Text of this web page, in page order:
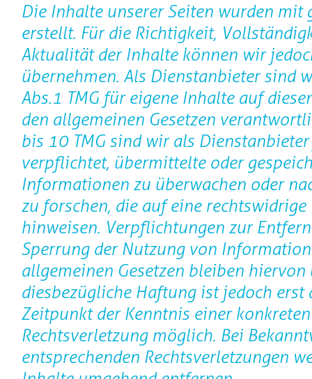
Die Inhalte unserer Seiten wurden mit
erstellt. Für die Richtigkeit,
Aktualität der Inhalte können wir
übernehmen. Als Dienstanbieter sind
Abs.1 TMG für eigene Inhalte auf
den allgemeinen Gesetzen
bis 10 TMG sind wir als
verpflichtet, übermittelte oder
Informationen zu überwachen oder
zu forschen, die auf eine rechtswidrige
hinweisen. Verpflichtungen zur
Sperrung der Nutzung von
allgemeinen Gesetzen bleiben
diesbezügliche Haftung ist jedoch erst
Zeitpunkt der Kenntnis einer konkreten
Rechtsverletzung möglich. Bei
entsprechenden Rechtsverletzungen